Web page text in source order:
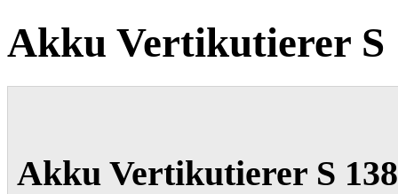
Akku Vertikutierer S
Akku Vertikutierer S